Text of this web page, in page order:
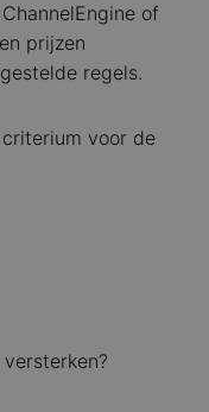
of
prijzen
regels.
voor de